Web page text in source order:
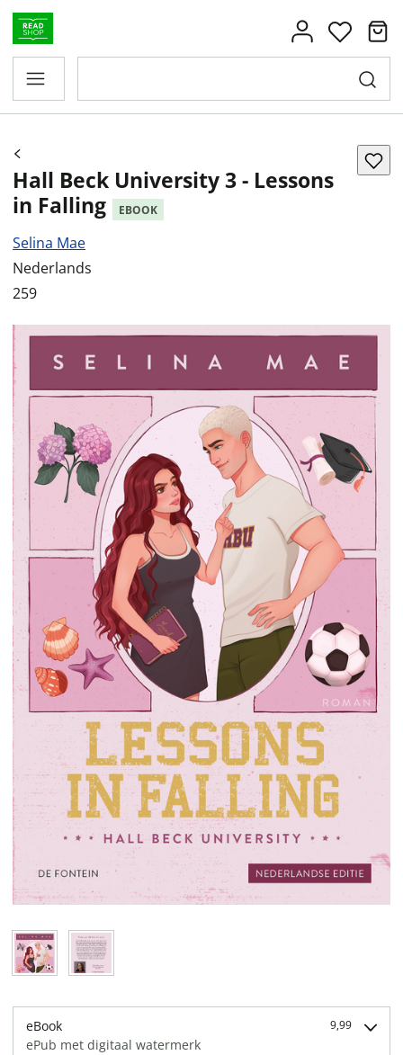
Hall Beck University 3 - Lessons
in Falling
EBOOK
Selina Mae
Nederlands
259
eBook 9,99
ePub met digitaal watermerk